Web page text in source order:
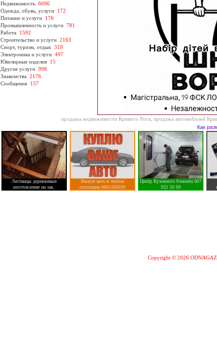
Недвижимость 6696
Одежда, обувь, услуги 172
Питание и услуги 176
Промышленность и услуги 781
Работа
1592
Строительство и услуги 2163
Спорт, туризм, отдых 319
Электроника и услуги 497
Ювелирные изделия 15
Другие услуги 998
Знакомства 2176
Сообщения 157
продажа недвижимости Кривого Рога продажа автомобилей
Как
Лестницы деревянные
изготовление на зак.
Выкуп авто в любом
состоянии 0681563039
Центр Кузовного Ремонта 067
932 50 69
Copyright © 2026